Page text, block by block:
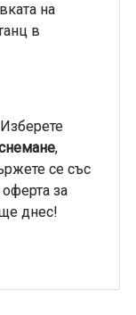
на
в
,
се със
за
днес!